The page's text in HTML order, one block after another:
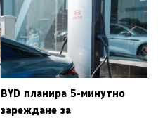
BYD планира 5-минутно
зареждане за